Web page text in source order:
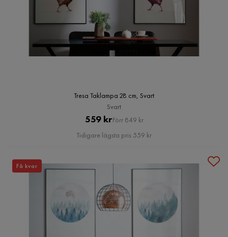
Tresa Taklampa 28 cm, Svart
Svart
Pris
559 krOriginal
Pris
Förr 849 kr
Tidigare lägsta pris 559 kr
Få kvar